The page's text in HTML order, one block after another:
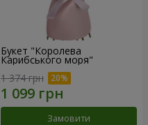
Букет "Королева
Карибського моря"
1 374 грн
Замовити